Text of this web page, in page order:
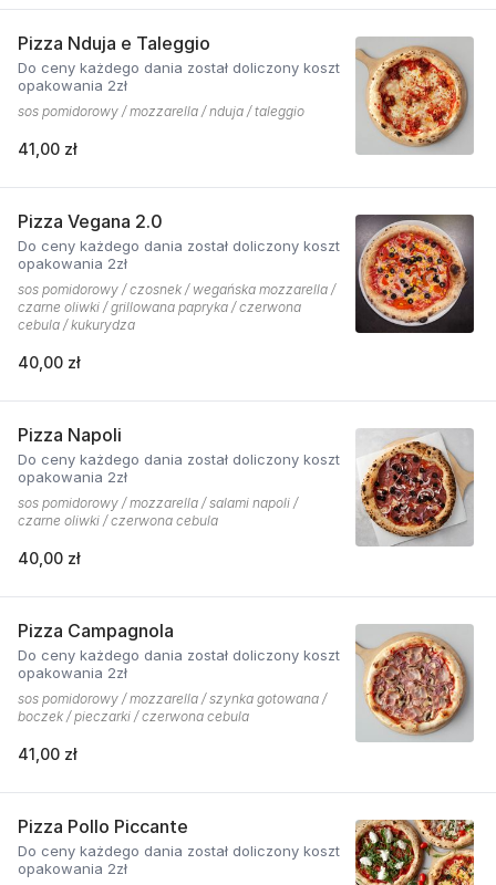
Pizza Nduja e Taleggio
Do ceny każdego dania został doliczony koszt
opakowania 2zł
sos pomidorowy / mozzarella / nduja / taleggio
41,00 zł
Pizza Vegana 2.0
Do ceny każdego dania został doliczony koszt
opakowania 2zł
sos pomidorowy / czosnek / wegańska mozzarella /
czarne oliwki / grillowana papryka / czerwona
cebula / kukurydza
40,00 zł
Pizza Napoli
Do ceny każdego dania został doliczony koszt
opakowania 2zł
sos pomidorowy / mozzarella / salami napoli /
czarne oliwki / czerwona cebula
40,00 zł
Pizza Campagnola
Do ceny każdego dania został doliczony koszt
opakowania 2zł
sos pomidorowy / mozzarella / szynka gotowana /
boczek / pieczarki / czerwona cebula
41,00 zł
Pizza Pollo Piccante
Do ceny każdego dania został doliczony koszt
opakowania 2zł